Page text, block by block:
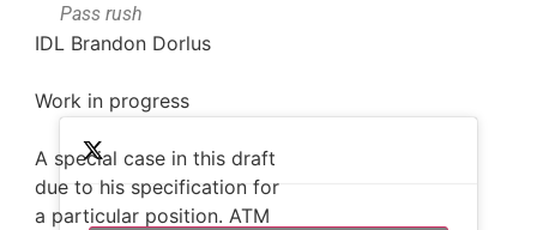
Pass rush
IDL Brandon Dorlus
Work in progress
A special case in this draft
due to his specification for
a particular position. ATM